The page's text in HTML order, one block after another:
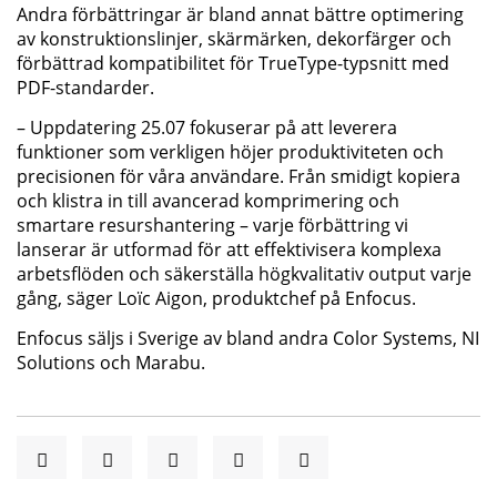
Andra förbättringar är bland annat bättre optimering
av konstruktionslinjer, skärmärken, dekorfärger och
förbättrad kompatibilitet för TrueType-typsnitt med
PDF-standarder.
– Uppdatering 25.07 fokuserar på att leverera
funktioner som verkligen höjer produktiviteten och
precisionen för våra användare. Från smidigt kopiera
och klistra in till avancerad komprimering och
smartare resurshantering – varje förbättring vi
lanserar är utformad för att effektivisera komplexa
arbetsflöden och säkerställa högkvalitativ output varje
gång, säger Loïc Aigon, produktchef på Enfocus.
Enfocus säljs i Sverige av bland andra Color Systems, NI
Solutions och Marabu.